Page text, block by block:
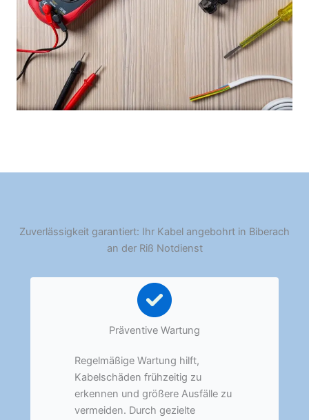
Zuverlässigkeit garantiert: Ihr Kabel angebohrt in Biberach
an der Riß Notdienst
Präventive Wartung
Regelmäßige Wartung hilft,
Kabelschäden frühzeitig zu
erkennen und größere Ausfälle zu
vermeiden. Durch gezielte